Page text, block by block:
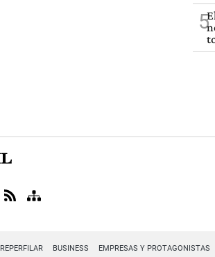
5
REPERFILAR BUSINESS EMPRESAS Y PROTAGONISTAS